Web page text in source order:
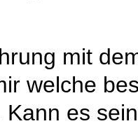
mit
welche
Kann es